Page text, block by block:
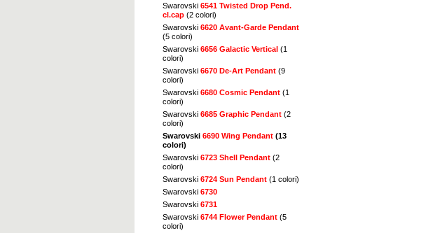
Swarovski 6541 Twisted Drop Pend.
cl.cap (2 colori)
Swarovski 6620 Avant-Garde Pendant
(5 colori)
Swarovski 6656 Galactic Vertical (1
colori)
Swarovski 6670 De-Art Pendant (9
colori)
Swarovski 6680 Cosmic Pendant (1
colori)
Swarovski 6685 Graphic Pendant (2
colori)
Swarovski 6690 Wing Pendant (13
colori)
Swarovski 6723 Shell Pendant (2
colori)
Swarovski 6724 Sun Pendant (1 colori)
Swarovski 6730
Swarovski 6731
Swarovski 6744 Flower Pendant (5
colori)